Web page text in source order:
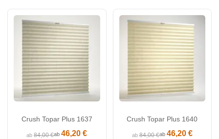
Crush Topar Plus 1637
ab84,00 €ab46,20 €
Crush Topar Plus 1640
ab84,00 €ab 46,20 €